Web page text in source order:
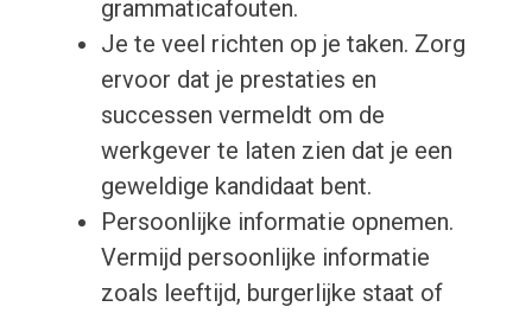
grammaticafouten.
Je te veel richten op je taken. Zorg
ervoor dat je prestaties en
successen vermeldt om de
werkgever te laten zien dat je een
geweldige kandidaat bent.
Persoonlijke informatie opnemen.
Vermijd persoonlijke informatie
zoals leeftijd, burgerlijke staat of